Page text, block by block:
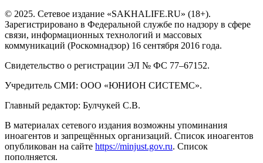
© 2025. Сетевое издание «SAKHALIFE.RU» (18+).
Зарегистрировано в Федеральной службе по надзору в сфере
связи, информационных технологий и массовых
коммуникаций (Роскомнадзор) 16 сентября 2016 года.
Свидетельство о регистрации ЭЛ № ФС 77–67152.
Учредитель СМИ: ООО «ЮНИОН СИСТЕМС».
Главный редактор: Булчукей С.В.
В материалах сетевого издания возможны упоминания
иноагентов и запрещённых организаций. Список иноагентов
опубликован на сайте https://minjust.gov.ru. Список
пополняется.